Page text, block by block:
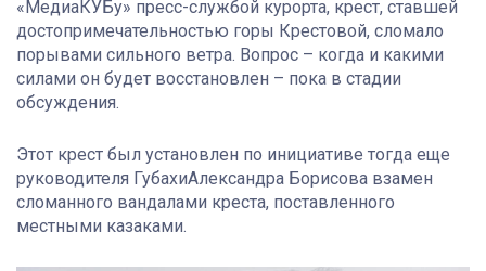
«МедиаКУБу» пресс-службой курорта, крест, ставшей
достопримечательностью горы Крестовой, сломало
порывами сильного ветра. Вопрос – когда и какими
силами он будет восстановлен – пока в стадии
обсуждения.
Этот крест был установлен по инициативе тогда еще
руководителя ГубахиАлександра Борисова взамен
сломанного вандалами креста, поставленного
местными казаками.